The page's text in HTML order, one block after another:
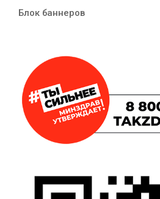
Блок баннеров